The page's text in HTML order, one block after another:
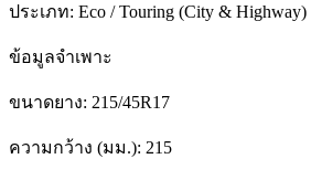
ประเภท: Eco / Touring (City & Highway)
ข้อมูลจำเพาะ
ขนาดยาง: 215/45R17
ความกว้าง (มม.): 215